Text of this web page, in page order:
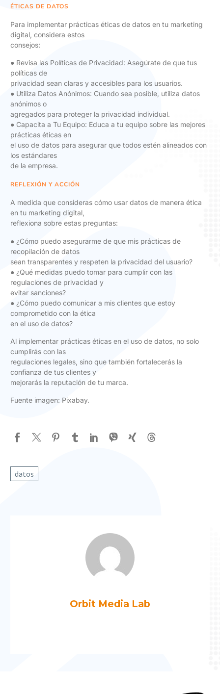
ÉTICAS DE DATOS
Para implementar prácticas éticas de datos en tu marketing
digital, considera estos
consejos:
● Revisa las Políticas de Privacidad: Asegúrate de que tus
políticas de
privacidad sean claras y accesibles para los usuarios.
● Utiliza Datos Anónimos: Cuando sea posible, utiliza datos
anónimos o
agregados para proteger la privacidad individual.
● Capacita a Tu Equipo: Educa a tu equipo sobre las mejores
prácticas éticas en
el uso de datos para asegurar que todos estén alineados con
los estándares
de la empresa.
REFLEXIÓN Y ACCIÓN
A medida que consideras cómo usar datos de manera ética
en tu marketing digital,
reflexiona sobre estas preguntas:
● ¿Cómo puedo asegurarme de que mis prácticas de
recopilación de datos
sean transparentes y respeten la privacidad del usuario?
● ¿Qué medidas puedo tomar para cumplir con las
regulaciones de privacidad y
evitar sanciones?
● ¿Cómo puedo comunicar a mis clientes que estoy
comprometido con la ética
en el uso de datos?
Al implementar prácticas éticas en el uso de datos, no solo
cumplirás con las
regulaciones legales, sino que también fortalecerás la
confianza de tus clientes y
mejorarás la reputación de tu marca.
Fuente imagen: Pixabay.
datos
Orbit Media Lab